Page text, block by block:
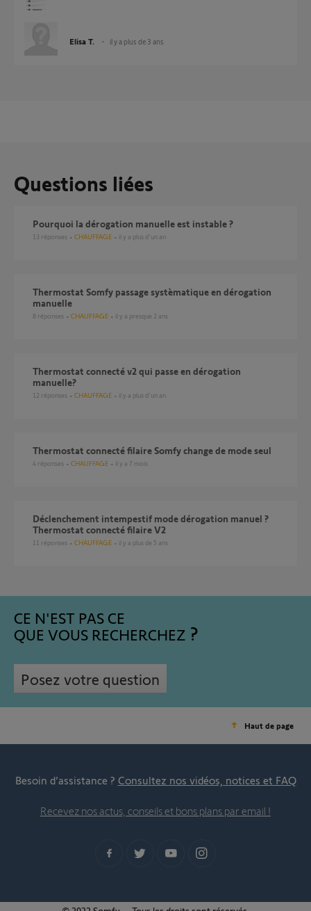
Elisa T. il y a plus de 3 ans
Questions liées
Pourquoi la dérogation manuelle est instable ?
13 réponses CHAUFFAGE il y a plus d'un an
Thermostat Somfy passage systèmatique en dérogation
manuelle
8 réponses CHAUFFAGE il y a presque 2 ans
Thermostat connecté v2 qui passe en dérogation
manuelle?
12 réponses CHAUFFAGE il y a plus d'un an
Thermostat connecté filaire Somfy change de mode seul
4 réponses CHAUFFAGE il y a 7 mois
Déclenchement intempestif mode dérogation manuel ?
Thermostat connecté filaire V2
11 réponses CHAUFFAGE il y a plus de 5 ans
CE N'EST PAS CE
QUE VOUS RECHERCHEZ
Posez votre question
Haut de page
Besoin d’assistance ? Consultez nos vidéos, notices et FAQ
Recevez nos actus, conseils et bons plans par email !